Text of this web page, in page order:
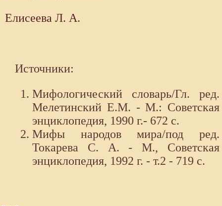
Елисеева Л. А.
Источники:
Мифологический словарь/Гл. ред.
Мелетинский Е.М. - М.: Советская
энциклопедия, 1990 г.- 672 с.
Мифы народов мира/под ред.
Токарева С. А. - М., Советская
энциклопедия, 1992 г. - т.2 - 719 с.